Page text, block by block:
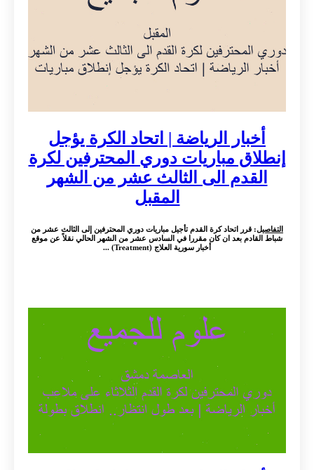
أخبار الرياضة | اتحاد الكرة يؤجل
إنطلاق مباريات دوري المحترفين لكرة
القدم الى الثالث عشر من الشهر
المقبل
التفاصيل: قرر اتحاد كرة القدم تأجيل مباريات دوري المحترفين إلى الثالث عشر من
شباط القادم بعد ان كان مقررا في السادس عشر من الشهر الحالي نقلاً عن موقع
أخبار سورية العلاج (Treatment) ...